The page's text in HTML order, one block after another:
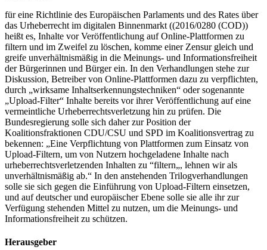
für eine Richtlinie des Europäischen Parlaments und des Rates über
das Urheberrecht im digitalen Binnenmarkt ((2016/0280 (COD))
heißt es, Inhalte vor Veröffentlichung auf Online-Plattformen zu
filtern und im Zweifel zu löschen, komme einer Zensur gleich und
greife unverhältnismäßig in die Meinungs- und Informationsfreiheit
der Bürgerinnen und Bürger ein. In den Verhandlungen stehe zur
Diskussion, Betreiber von Online-Plattformen dazu zu verpflichten,
durch „wirksame Inhaltserkennungstechniken“ oder sogenannte
„Upload-Filter“ Inhalte bereits vor ihrer Veröffentlichung auf eine
vermeintliche Urheberrechtsverletzung hin zu prüfen. Die
Bundesregierung solle sich daher zur Position der
Koalitionsfraktionen CDU/CSU und SPD im Koalitionsvertrag zu
bekennen: „Eine Verpflichtung von Plattformen zum Einsatz von
Upload-Filtern, um von Nutzern hochgeladene Inhalte nach
urheberrechtsverletzenden Inhalten zu “filtern„, lehnen wir als
unverhältnismäßig ab.“ In den anstehenden Trilogverhandlungen
solle sie sich gegen die Einführung von Upload-Filtern einsetzen,
und auf deutscher und europäischer Ebene solle sie alle ihr zur
Verfügung stehenden Mittel zu nutzen, um die Meinungs- und
Informationsfreiheit zu schützen.
Herausgeber